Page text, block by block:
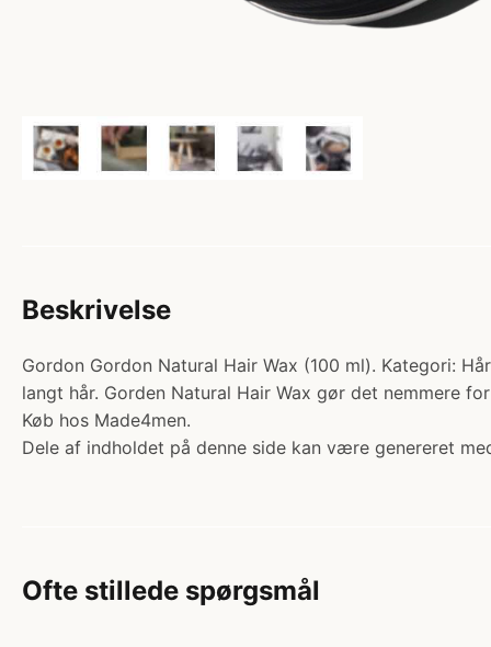
Beskrivelse
Gordon Gordon Natural Hair Wax (100 ml). Kategori:
langt hår. Gorden Natural Hair Wax gør det nemmere
Køb hos Made4men.
Dele af indholdet på denne side kan være genereret
Ofte stillede spørgsmål